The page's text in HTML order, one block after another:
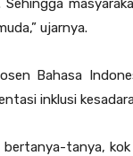
ujarnya.
Bahasa
inklusi
tanya,